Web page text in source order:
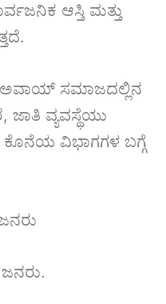
ಆಸ್ತಿ ಮತ್ತು
ಅವಾಯ್ ಸಮಾಜದಲ್ಲಿನ
ಜಾತಿ ವ್ಯವಸ್ಥೆಯು
ಕೊನೆಯ ವಿಭಾಗಗಳ ಬಗ್ಗೆ